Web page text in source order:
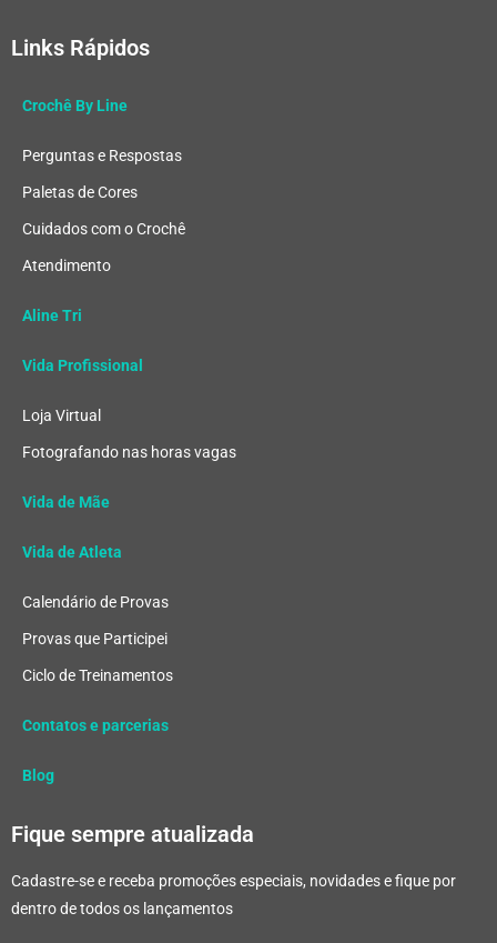
Links Rápidos
Crochê By Line
Perguntas e Respostas
Paletas de Cores
Cuidados com o Crochê
Atendimento
Aline Tri
Vida Profissional
Loja Virtual
Fotografando nas horas vagas
Vida de Mãe
Vida de Atleta
Calendário de Provas
Provas que Participei
Ciclo de Treinamentos
Contatos e parcerias
Blog
Fique sempre atualizada
Cadastre-se e receba promoções especiais, novidades e fique por
dentro de todos os lançamentos